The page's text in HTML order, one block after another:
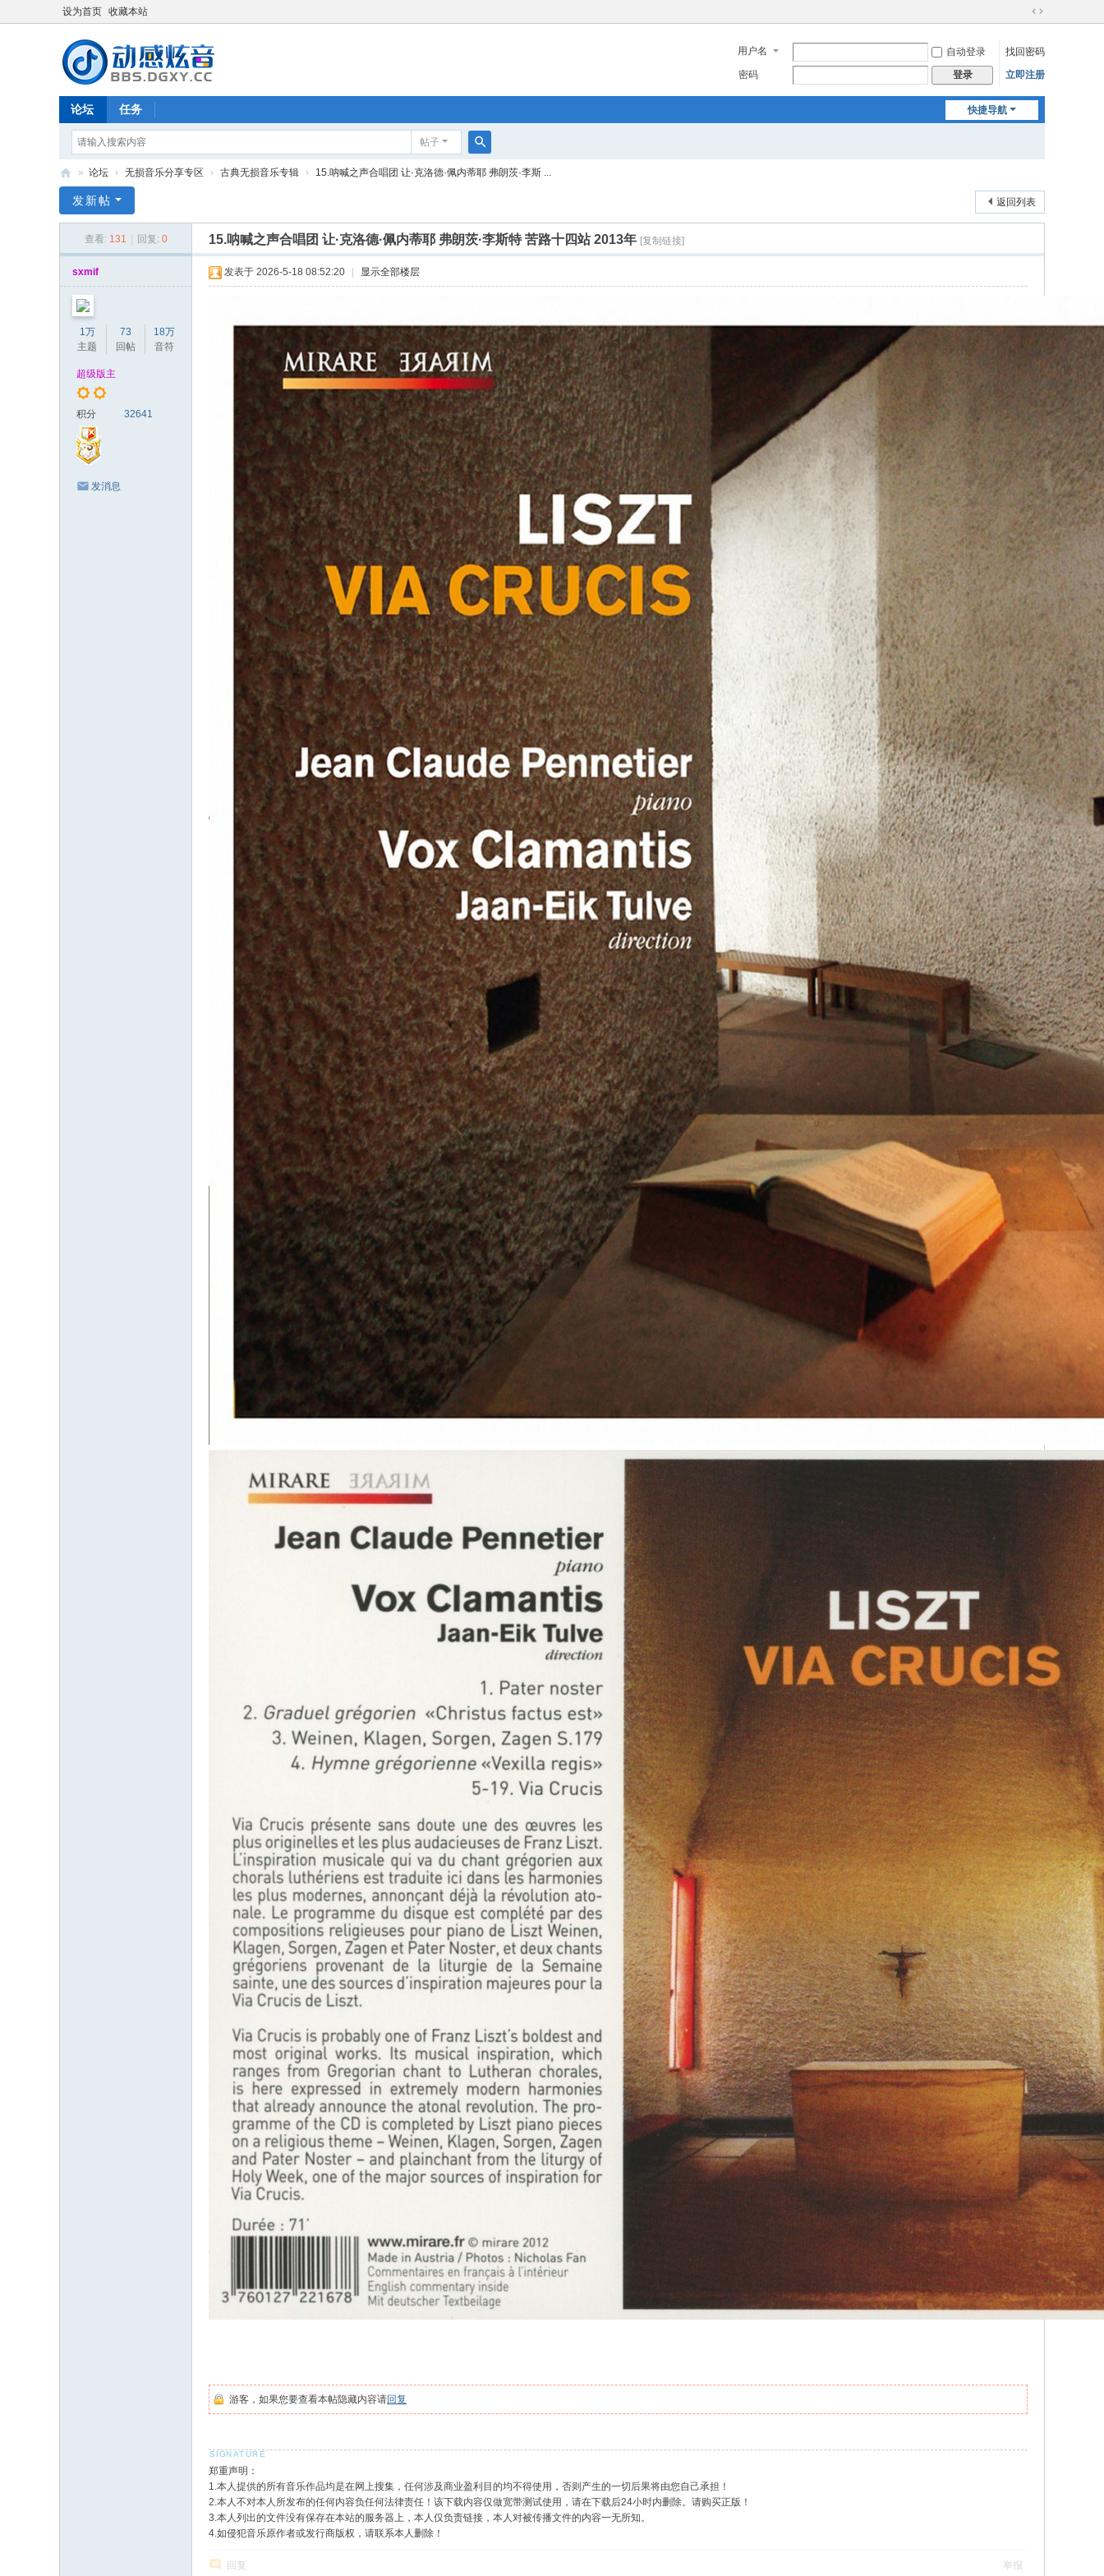
设为首页 收藏本站
切
到
宽
用户名 自动登录
找回密码
密码
登录 立即注册
快捷导航
论坛 任务
帖子
搜
感
» 论坛 › 无损音乐分享专区 › 古典无损音乐专辑 › 15.呐喊之声合唱团 让·克洛德·佩内蒂耶 弗朗茨·李斯 ...
返回列表
发新帖
查看: 131 回复: 0 15.呐喊之声合唱团 让·克洛德·佩内蒂耶 弗朗茨·李斯特 苦路十四站 2013年 [复制链接]
sxmif
1万
主题
73
回帖
18万
音符
超级版主
积分 32641
发消息
发表于 2026-5-18 08:52:20 显示全部楼层
游客，如果您要查看本帖隐藏内容请回复
郑重声明：
1.本人提供的所有音乐作品均是在网上搜集，任何涉及商业盈利目的均不得使用，否则产生的一切后果将由您自己承担！
2.本人不对本人所发布的任何内容负任何法律责任！该下载内容仅做宽带测试使用，请在下载后24小时内删除。请购买正版！
3.本人列出的文件没有保存在本站的服务器上，本人仅负责链接，本人对被传播文件的内容一无所知。
4.如侵犯音乐原作者或发行商版权，请联系本人删除！
回复 举报